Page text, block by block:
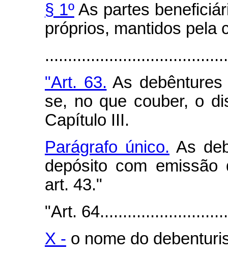
§ 1ºAs partes
próprios, mantidos pela
"Art. 63. As
se, no que couber, o
Capítulo III.
Parágrafo único. As
depósito com
art. 43."
"Art.
X - o nome do